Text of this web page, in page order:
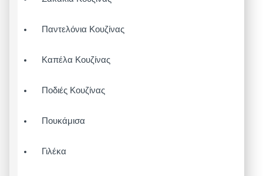
Παντελόνια Κουζίνας
Καπέλα Κουζίνας
Ποδιές Κουζίνας
Πουκάμισα
Γιλέκα